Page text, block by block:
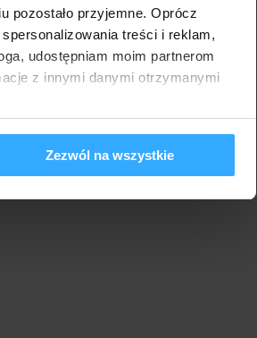
pozostało przyjemne. Oprócz
treści i reklam,
udostępniam moim partnerom
z innymi danymi otrzymanymi
Zezwól na wszystkie